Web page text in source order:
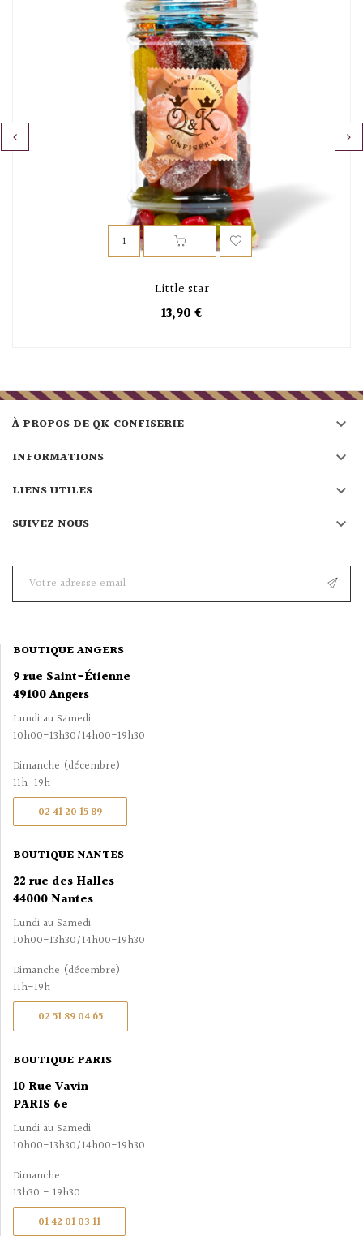
Little star
13,90 €
À PROPOS DE QK CONFISERIE 
INFORMATIONS 
LIENS UTILES 
SUIVEZ NOUS 
BOUTIQUE ANGERS
9 rue Saint-Étienne
49100 Angers
Lundi au Samedi
10h00-13h30/14h00-19h30
Dimanche (décembre)
11h-19h
02 41 20 15 89
BOUTIQUE NANTES
22 rue des Halles
44000 Nantes
Lundi au Samedi
10h00-13h30/14h00-19h30
Dimanche (décembre)
11h-19h
02 51 89 04 65
BOUTIQUE PARIS
10 Rue Vavin
PARIS 6e
Lundi au Samedi
10h00-13h30/14h00-19h30
Dimanche
13h30 - 19h30
01 42 01 03 11